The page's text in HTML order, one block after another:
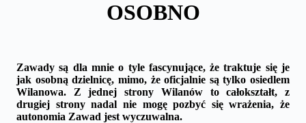
OSOBNO
Zawady są dla mnie o tyle fascynujące, że traktuje się je
jak osobną dzielnicę, mimo, że oficjalnie są tylko osiedlem
Wilanowa. Z jednej strony Wilanów to całokształt, z
drugiej strony nadal nie mogę pozbyć się wrażenia, że
autonomia Zawad jest wyczuwalna.